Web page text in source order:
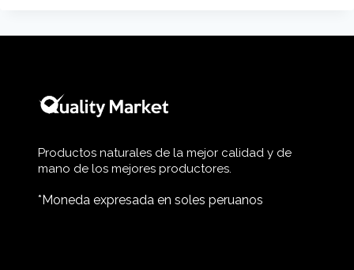
Productos naturales de la mejor calidad y de
mano de los mejores productores.
*Moneda expresada en soles peruanos